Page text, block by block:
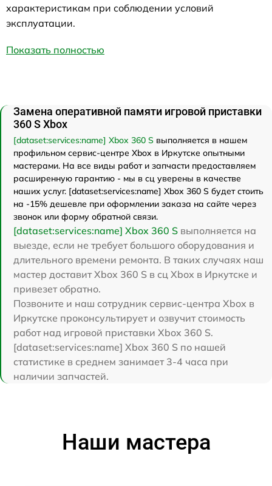
характеристикам при соблюдении условий
эксплуатации.
Показать полностью
Замена оперативной памяти игровой приставки
360 S Xbox
[dataset:services:name] Xbox 360 S выполняется в нашем
профильном сервис-центре Xbox в Иркутске опытными
мастерами. На все виды работ и запчасти предоставляем
расширенную гарантию - мы в сц уверены в качестве
наших услуг. [dataset:services:name] Xbox 360 S будет стоить
на -15% дешевле при оформлении заказа на сайте через
звонок или форму обратной связи.
[dataset:services:name] Xbox 360 S выполняется на
выезде, если не требует большого оборудования и
длительного времени ремонта. В таких случаях наш
мастер доставит Xbox 360 S в сц Xbox в Иркутске и
привезет обратно.
Позвоните и наш сотрудник сервис-центра Xbox в
Иркутске проконсультирует и озвучит стоимость
работ над игровой приставки Xbox 360 S.
[dataset:services:name] Xbox 360 S по нашей
статистике в среднем занимает 3-4 часа при
наличии запчастей.
Наши мастера